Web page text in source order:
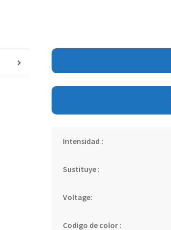
Intensidad :
Sustituye :
Voltage:
Codigo de color :